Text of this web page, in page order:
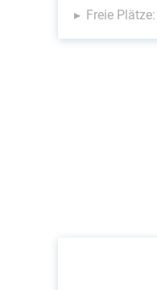
Freie Plätze: